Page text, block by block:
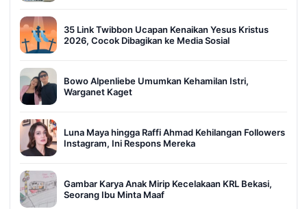
35 Link Twibbon Ucapan Kenaikan Yesus Kristus
2026, Cocok Dibagikan ke Media Sosial
Bowo Alpenliebe Umumkan Kehamilan Istri,
Warganet Kaget
Luna Maya hingga Raffi Ahmad Kehilangan Followers
Instagram, Ini Respons Mereka
Gambar Karya Anak Mirip Kecelakaan KRL Bekasi,
Seorang Ibu Minta Maaf